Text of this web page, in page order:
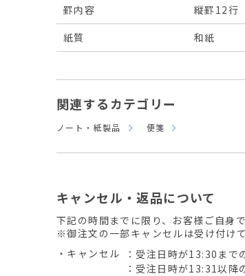
罫内容
縦罫12行
紙質
和紙
関連するカテゴリー
ノート・紙製品 便箋
キャンセル・返品について
下記の時間までに限り、お客様ご自身
※御注文の一部キャンセルは受け付け
・キャンセル
：受注日時が13:30ま
：受注日時が13:31以